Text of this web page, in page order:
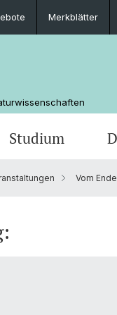
Merkblätter
Studium
Vom